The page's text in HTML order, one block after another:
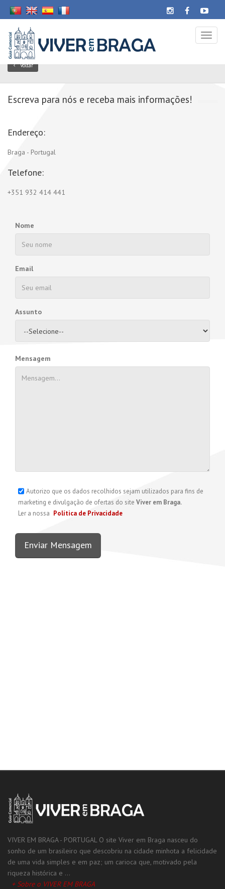
Voltar
Escreva para nós e receba mais informações!
Endereço:
Braga - Portugal
Telefone:
+351 932 414 441
Nome
Email
Assunto
Mensagem
Autorizo que os dados recolhidos sejam utilizados para fins de
marketing e divulgação de ofertas do site Viver em Braga.
Ler a nossa Política de Privacidade
Enviar Mensagem
VIVER EM BRAGA - PORTUGAL O site Viver em Braga nasceu do
sonho de um brasileiro que descobriu na cidade minhota a felicidade
de uma vida simples e em paz; um carioca que, motivado pela
riqueza histórica e ...
+ Sobre o VIVER EM BRAGA